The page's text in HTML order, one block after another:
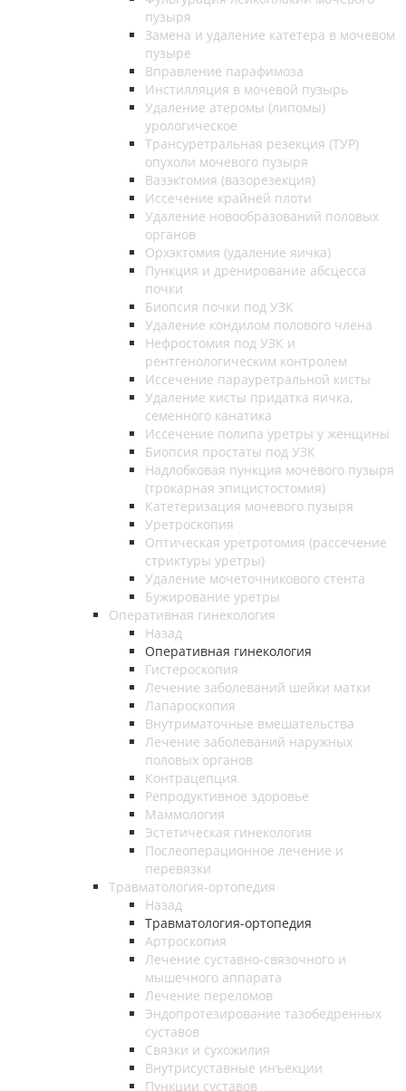
пузыря
Замена и удаление катетера в мочевом
пузыре
Вправление парафимоза
Инстилляция в мочевой пузырь
Удаление атеромы (липомы)
урологическое
Трансуретральная резекция (ТУР)
опухоли мочевого пузыря
Вазэктомия (вазорезекция)
Иссечение крайней плоти
Удаление новообразований половых
органов
Орхэктомия (удаление яичка)
Пункция и дренирование абсцесса
почки
Биопсия почки под УЗК
Удаление кондилом полового члена
Нефростомия под УЗК и
рентгенологическим контролем
Иссечение парауретральной кисты
Удаление кисты придатка яичка,
семенного канатика
Иссечение полипа уретры у женщины
Биопсия простаты под УЗК
Надлобковая пункция мочевого пузыря
(трокарная эпицистостомия)
Катетеризация мочевого пузыря
Уретроскопия
Оптическая уретротомия (рассечение
стриктуры уретры)
Удаление мочеточникового стента
Бужирование уретры
Оперативная гинекология
Назад
Оперативная гинекология
Гистероскопия
Лечение заболеваний шейки матки
Лапароскопия
Внутриматочные вмешательства
Лечение заболеваний наружных
половых органов
Контрацепция
Репродуктивное здоровье
Маммология
Эстетическая гинекология
Послеоперационное лечение и
перевязки
Травматология-ортопедия
Назад
Травматология-ортопедия
Артроскопия
Лечение суставно-связочного и
мышечного аппарата
Лечение переломов
Эндопротезирование тазобедренных
суставов
Связки и сухожилия
Внутрисуставные инъекции
Пункции суставов